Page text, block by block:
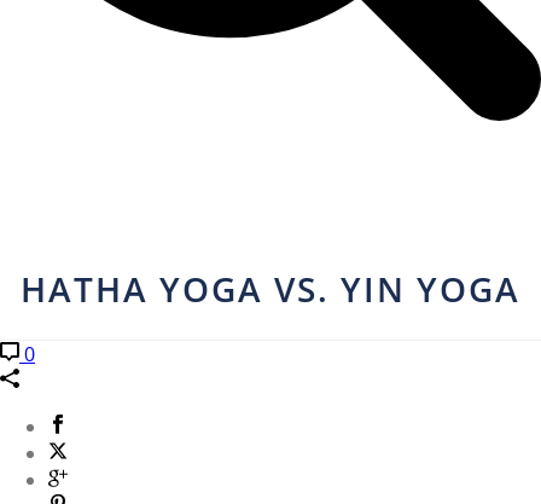
HATHA YOGA VS. YIN YOGA
0